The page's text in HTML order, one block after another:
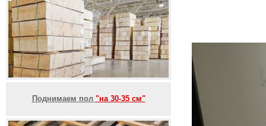
Поднимаем пол "на 30-35 см"